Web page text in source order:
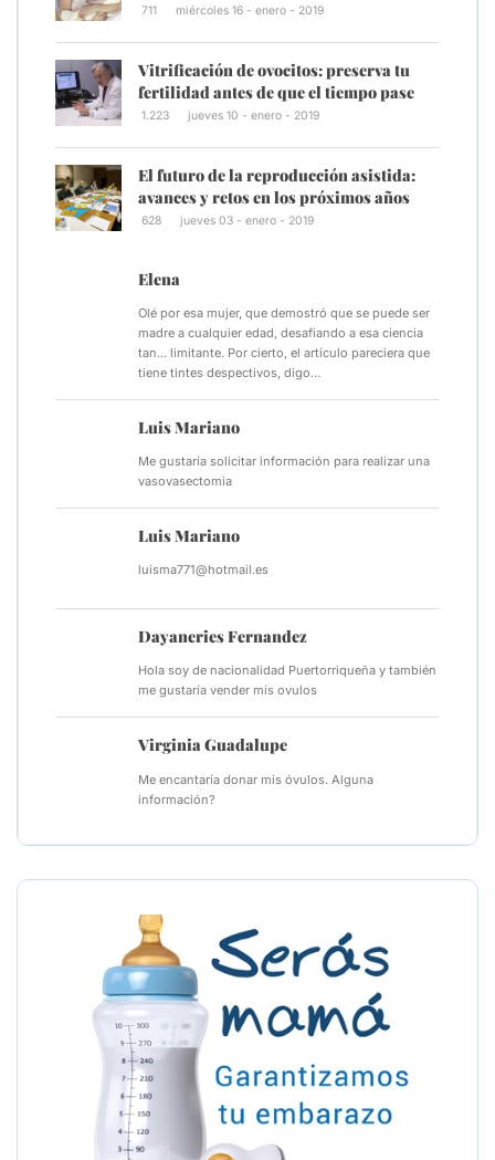
711 miércoles 16 - enero - 2019
Vitrificación de ovocitos: preserva tu
fertilidad antes de que el tiempo pase
1.223 jueves 10 - enero - 2019
El futuro de la reproducción asistida:
avances y retos en los próximos años
628 jueves 03 - enero - 2019
Elena
Olé por esa mujer, que demostró que se puede ser
madre a cualquier edad, desafiando a esa ciencia
tan... limitante. Por cierto, el artículo pareciera que
tiene tintes despectivos, digo…
Luis Mariano
Me gustaría solicitar información para realizar una
vasovasectomia
Luis Mariano
luisma771@hotmail.es
Dayaneries Fernandez
Hola soy de nacionalidad Puertorriqueña y también
me gustaría vender mis ovulos
Virginia Guadalupe
Me encantaría donar mis óvulos. Alguna
información?